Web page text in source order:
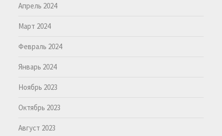
Апрель 2024
Март 2024
Февраль 2024
Январь 2024
Ноябрь 2023
Октябрь 2023
Август 2023